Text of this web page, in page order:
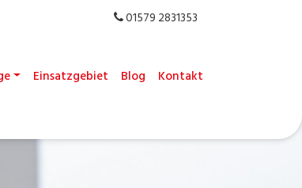
01579 2831353
Einsatzgebiet Blog Kontakt